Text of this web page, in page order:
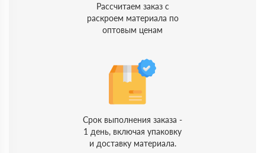
Рассчитаем заказ с
раскроем материала по
оптовым ценам
Срок выполнения заказа -
1 день, включая упаковку
и доставку материала.